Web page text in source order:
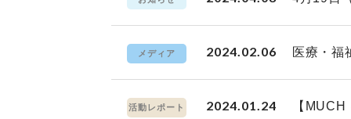
メディア 2024.02.06 医療・福
活動レポート 2024.01.24 【